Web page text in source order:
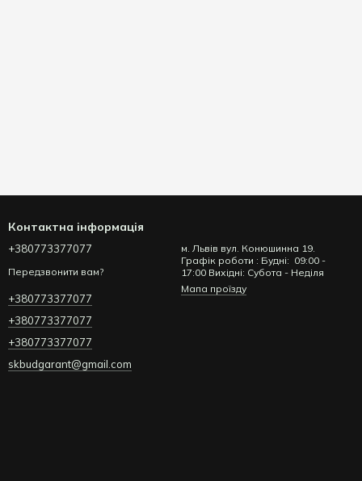
Контактна інформація
+380773377077
Передзвонити вам?
+380773377077
+380773377077
+380773377077
skbudgarant@gmail.com
м. Львів вул. Конюшинна 19.
Графік роботи : Будні: 09:00 -
17:00 Вихідні: Субота - Неділя
Мапа проїзду